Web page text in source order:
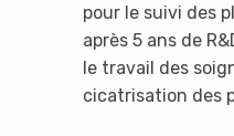
pour le suivi des
après 5 ans de
le travail des
cicatrisation des